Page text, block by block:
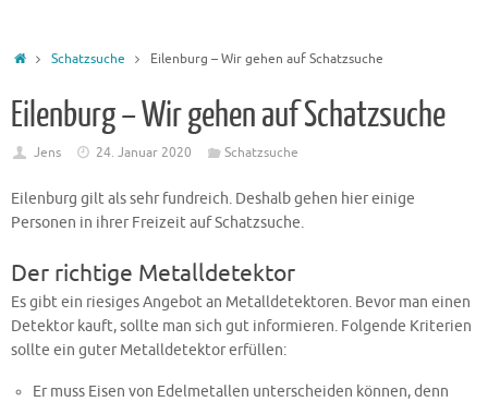
Schatzsuche Eilenburg – Wir gehen auf Schatzsuche
Eilenburg – Wir gehen auf Schatzsuche
Jens 24. Januar 2020 Schatzsuche
Eilenburg gilt als sehr fundreich. Deshalb gehen hier einige
Personen in ihrer Freizeit auf Schatzsuche.
Der richtige Metalldetektor
Es gibt ein riesiges Angebot an Metalldetektoren. Bevor man einen
Detektor kauft, sollte man sich gut informieren. Folgende Kriterien
sollte ein guter Metalldetektor erfüllen:
Er muss Eisen von Edelmetallen unterscheiden können, denn